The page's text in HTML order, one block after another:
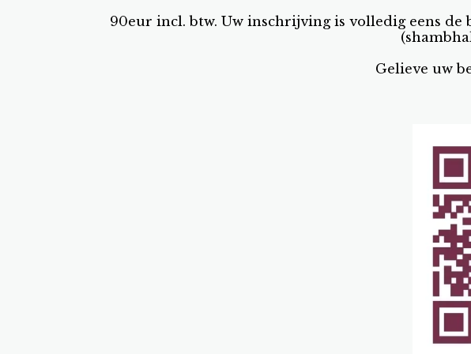
90eur incl. btw. Uw inschrijving is volledig eens de
Gelieve uw